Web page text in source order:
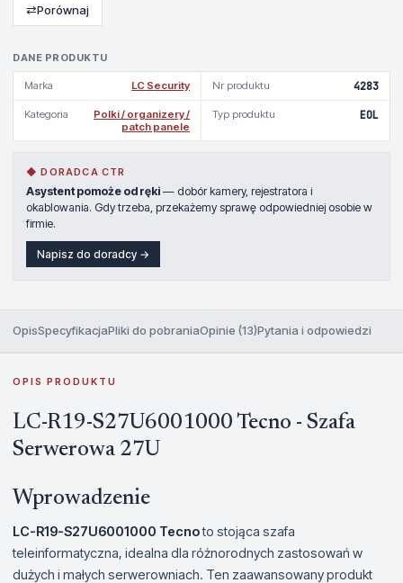
DANE PRODUKTU
Marka LC Security Nr produktu 4283
Kategoria
Polki / organizery /
patch panele
Typ produktu EOL
◆ DORADCA CTR
Asystent pomoże od ręki — dobór kamery, rejestratora i
okablowania. Gdy trzeba, przekażemy sprawę odpowiedniej osobie w
firmie.
Napisz do doradcy →
⇄Porównaj
OpisSpecyfikacjaPliki do pobraniaOpinie (13)Pytania i odpowiedzi
OPIS PRODUKTU
LC-R19-S27U6001000 Tecno - Szafa
Serwerowa 27U
Wprowadzenie
LC-R19-S27U6001000 Tecnoto stojąca szafa
teleinformatyczna, idealna dla różnorodnych zastosowań w
dużych i małych serwerowniach. Ten zaawansowany produkt